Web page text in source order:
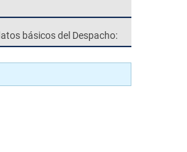
básicos del Despacho: